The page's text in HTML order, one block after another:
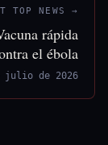
TOP NEWS →
rápida
el ébola
julio de 2026